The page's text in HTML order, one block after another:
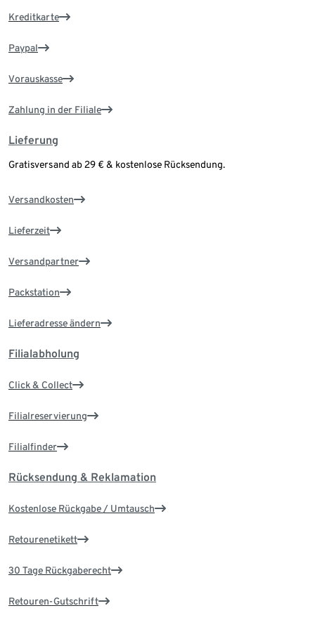
Kreditkarte
Paypal
Vorauskasse
Zahlung in der Filiale
Lieferung
Gratisversand ab 29 € & kostenlose Rücksendung.
Versandkosten
Lieferzeit
Versandpartner
Packstation
Lieferadresse ändern
Filialabholung
Click & Collect
Filialreservierung
Filialfinder
Rücksendung & Reklamation
Kostenlose Rückgabe / Umtausch
Retourenetikett
30 Tage Rückgaberecht
Retouren-Gutschrift